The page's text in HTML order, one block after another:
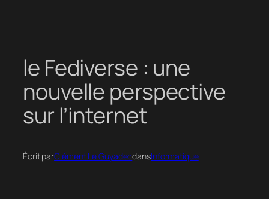
le Fediverse : une
nouvelle perspective
sur l’internet
Écrit parClément Le GuyadecdansInformatique